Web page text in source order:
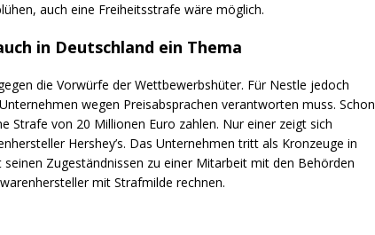
auch eine Freiheitsstrafe wäre möglich.
in Deutschland ein Thema
die Vorwürfe der Wettbewerbshüter. Für Nestle jedoch
wegen Preisabsprachen verantworten muss. Schon
Strafe von 20 Millionen Euro zahlen. Nur einer zeigt sich
Hershey’s. Das Unternehmen tritt als Kronzeuge in
Zugeständnissen zu einer Mitarbeit mit den Behörden
mit Strafmilde rechnen.